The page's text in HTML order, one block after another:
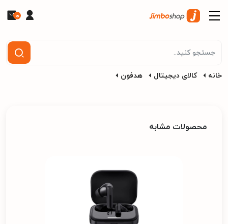
0
خانه کالای دیجیتال هدفون
محصولات مشابه